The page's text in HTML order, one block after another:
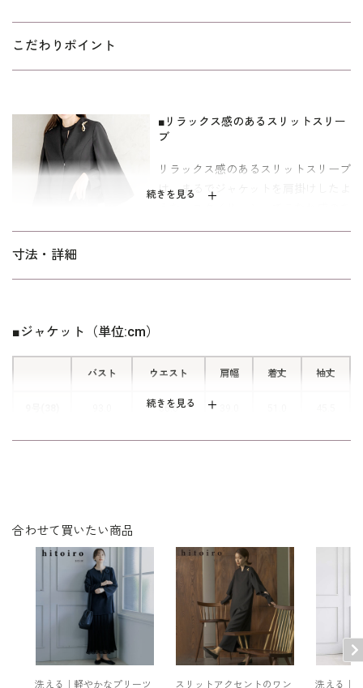
ケープ風ジャケットです。ベーシックなノーカラーデザインに、
特徴的なスリットスリーブがこなれ感を醸します。襟周りから裾
ーディネートにも合わせやすい万能ジャケットです。
オールシーズン対応可能。30～40代を中心とした、メリハリのあ
るボディラインの方向けの「標準」パターンを使用しています。
4101390-00とのコーディネートがおすすめで
こだわりポイント
続きを見る
■リラックス感のあるスリットスリー
ブ
リラックス感のあるスリットスリーブ
は、まるでジャケットを肩掛けしたよ
す。
寸法・詳細
続きを見る
■ジャケット（単位:cm）
バスト ウエスト 肩幅 着丈 袖丈
86.0
13号(42) 101.0 94.0 40.0 52.0 46.5
洗濯方法：クリーニング
※モデル着用：
ワンピース（ブラック） /
4101390-00
ワンピース（ネイビー） /
4101390-73
ブローチ /5253131-92
バッグ /
※モデル：身長165cm 9号着用
合わせて買いたい商品
洗える｜軽やかなプリーツ スリットアクセントのワン 洗える｜